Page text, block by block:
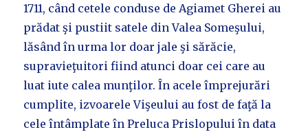
1711, când cetele conduse de Agiamet Gherei au
prădat şi pustiit satele din Valea Someşului,
lăsând în urma lor doar jale şi sărăcie,
supravieţuitori fiind atunci doar cei care au
luat iute calea munţilor. În acele împrejurări
cumplite, izvoarele Vişeului au fost de faţă la
cele întâmplate în Preluca Prislopului în data